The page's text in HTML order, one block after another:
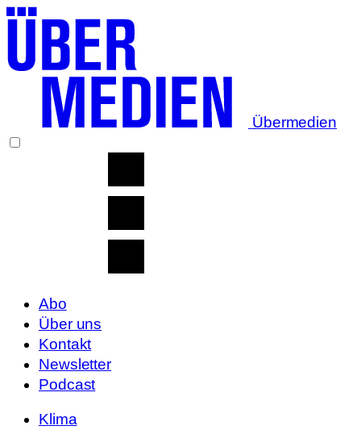
Übermedien
Abo
Über uns
Kontakt
Newsletter
Podcast
Klima